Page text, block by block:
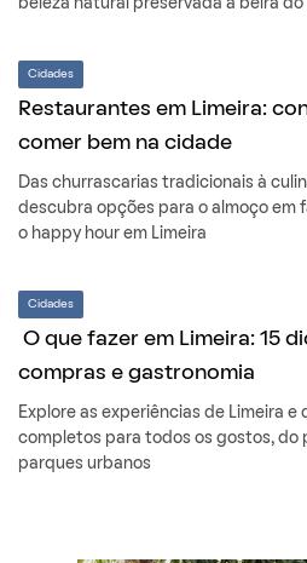
beleza natural preservada à beira do
Cidades
Restaurantes em Limeira:
comer bem na cidade
Das churrascarias tradicionais à
descubra opções para o almoço em
o happy hour em Limeira
Cidades
O que fazer em Limeira: 15
compras e gastronomia
Explore as experiências de Limeira e
completos para todos os gostos, do
parques urbanos